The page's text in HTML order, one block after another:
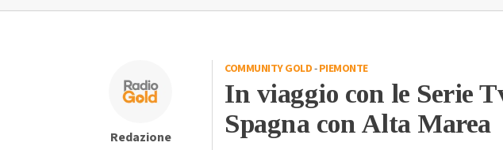
Redazione
COMMUNITY GOLD-PIEMONTE
In viaggio con le Serie
Spagna con Alta Marea